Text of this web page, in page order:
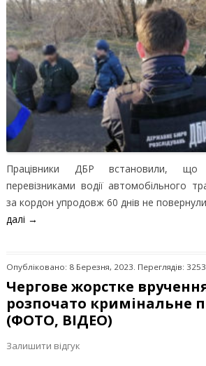
Працівники ДБР встановили,
перевізниками водії автомобільного
за кордон упродовж 60 днів не
далі →
Опубліковано: 8 Березня, 2023. Переглядів: 3253
Чергове жорстке
розпочато кримінальне
(ФОТО, ВІДЕО)
Залишити відгук